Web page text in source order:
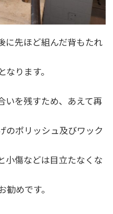
に先ほど組んだ背もたれ
ります。
いを残すため、あえて再
のポリッシュ及びワック
小傷などは目立たなくな
めです。